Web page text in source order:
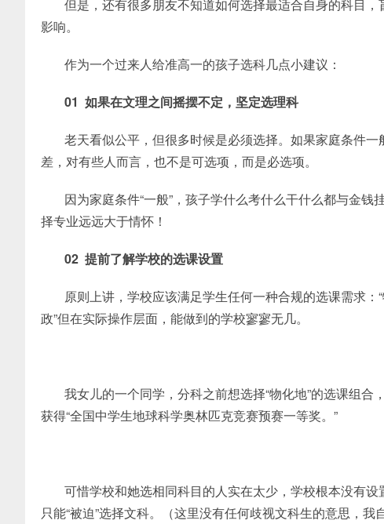
但是，还有很多朋友不知道如何选择最适合自身的科目
影响。
作为一个过来人给准高一的孩子选科几点小建议：
01 如果在文理之间摇摆不定，坚定选理科
老天看似公平，但很多时候是必须选择。如果家庭条件
差，对有些人而言，也不是可选项，而是必选项。
因为家庭条件“一般”，孩子学什么考什么干什么都与金
择专业远远大于情怀！
02 提前了解学校的选课设置
原则上讲，学校应该满足学生任何一种合规的选课需求：“
政”但在实际操作层面，能做到的学校寥寥无几。
我女儿的一个同学，分科之前想选择“物化地”的选课组
获得“全国中学生地球科学奥林匹克竞赛预赛一等奖。”
可惜学校和她选相同科目的人实在太少，学校根本没有
只能“被迫”选择文科。（这里没有任何歧视文科生的意思，我